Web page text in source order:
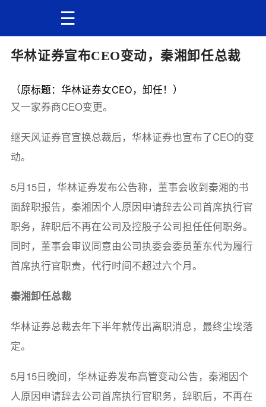
华林证券宣布CEO变动，秦湘卸任总裁
（原标题：华林证券女CEO，卸任！）
又一家券商CEO变更。
继天风证券官宣换总裁后，华林证券也宣布了CEO的变
动。
5月15日，华林证券发布公告称，董事会收到秦湘的书
面辞职报告，秦湘因个人原因申请辞去公司首席执行官
职务，辞职后不再在公司及控股子公司担任任何职务。
同时，董事会审议同意由公司执委会委员董东代为履行
首席执行官职责，代行时间不超过六个月。
秦湘卸任总裁
华林证券总裁去年下半年就传出离职消息，最终尘埃落
定。
5月15日晚间，华林证券发布高管变动公告，秦湘因个
人原因申请辞去公司首席执行官职务，辞职后，不再在